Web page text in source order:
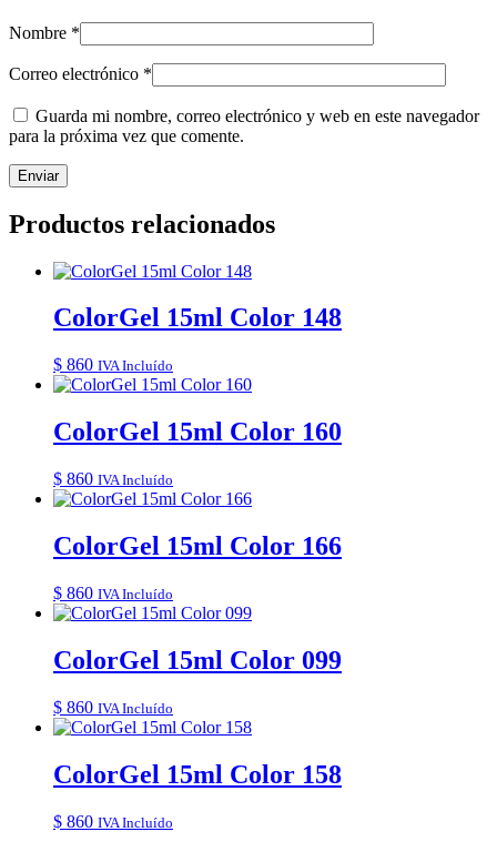
Nombre *
Correo electrónico *
Guarda mi nombre, correo electrónico y web en este navegador
para la próxima vez que comente.
Productos relacionados
ColorGel 15ml Color 148
$ 860 IVA Incluído
ColorGel 15ml Color 160
$ 860 IVA Incluído
ColorGel 15ml Color 166
$ 860 IVA Incluído
ColorGel 15ml Color 099
$ 860 IVA Incluído
ColorGel 15ml Color 158
$ 860 IVA Incluído